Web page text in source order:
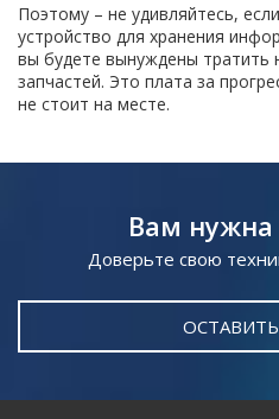
Поэтому – не удивляйтесь,
устройство для хранения
вы будете вынуждены тратить
запчастей. Это плата за
не стоит на месте.
Вам
Доверьте свою